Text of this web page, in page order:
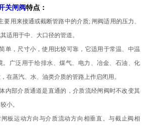
关闸阀特点：
要用来接通或截断管路中的介质; 闸阀适用的压力、
适用于中、大口径的管道。
单，尺寸小，使用比较可靠，它适用于常温、中温
。广泛用于给排水、煤气、电力、冶金、石油、化
在蒸汽、水、油类介质的管路上作启闭用。
内部介质通道是直通的，介质流经闸阀时不改变其
小。
板运动方向与介质流动方向相垂直。与截止阀相